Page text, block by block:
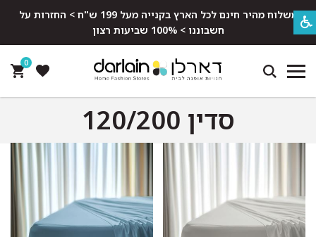
משלוח מהיר חינם לכל הארץ בקנייה מעל 199 ש"ח > החזרות על
חשבוננו > 100% שביעות רצון
0
סדין 120/200